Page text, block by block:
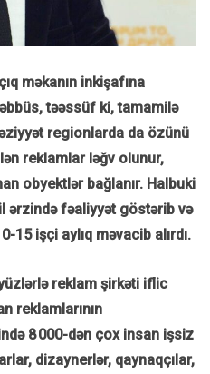
məkanın inkişafına
təəssüf ki, tamamilə
regionlarda da özünü
reklamlar ləğv olunur,
obyektlər bağlanır. Halbuki
ərzində fəaliyyət göstərib və
15 işçi aylıq məvacib alırdı.
reklam şirkəti iflic
reklamlarının
8 000-dən çox insan işsiz
dizaynerlər, qaynaqçılar,